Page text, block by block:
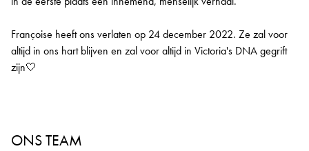
Françoise heeft ons verlaten op 24 december 2022. Ze zal voor
altijd in ons hart blijven en zal voor altijd in Victoria's DNA gegrift
zijn🤍
ONS TEAM